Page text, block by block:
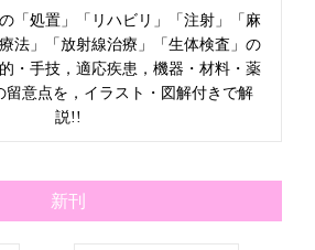
「処置」「リハビリ」「注射」「麻
法」「放射線治療」「生体検査」の
・手技，適応疾患，機器・材料・薬
留意点を，イラスト・図解付きで解
説!!
新刊